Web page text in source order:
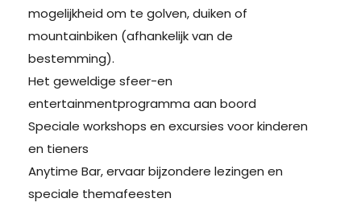
mogelijkheid om te golven, duiken of
mountainbiken (afhankelijk van de
bestemming).
Het geweldige sfeer-en
entertainmentprogramma aan boord
Speciale workshops en excursies voor kinderen
en tieners
Anytime Bar, ervaar bijzondere lezingen en
speciale themafeesten